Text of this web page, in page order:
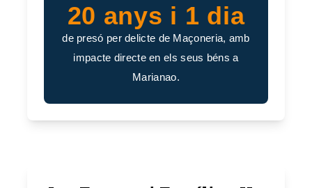
20 anys i 1 dia
de presó per delicte de Maçoneria, amb
impacte directe en els seus béns a
Marianao.